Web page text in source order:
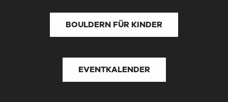
BOULDERN FÜR KINDER
EVENTKALENDER